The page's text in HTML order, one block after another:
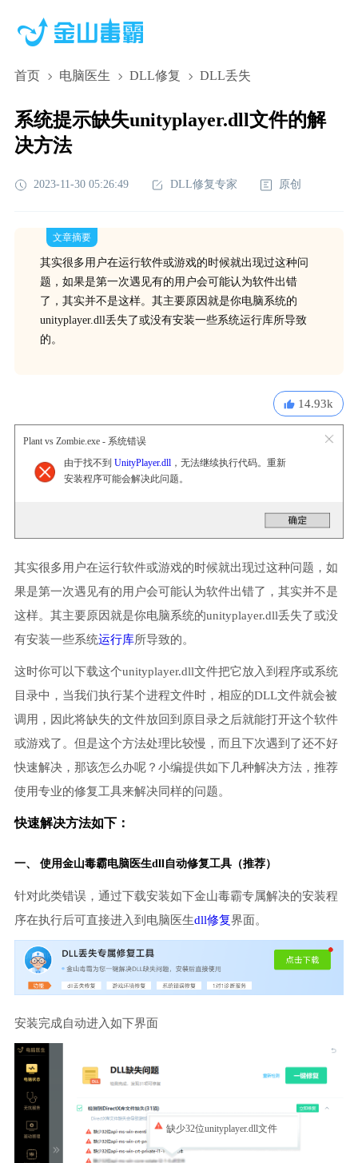
首页 电脑医生 DLL修复 DLL丢失
系统提示缺失unityplayer.dll文件的解
决方法
2023-11-30 05:26:49 DLL修复专家 原创
文章摘要
其实很多用户在运行软件或游戏的时候就出现过这种问
题，如果是第一次遇见有的用户会可能认为软件出错
了，其实并不是这样。其主要原因就是你电脑系统的
unityplayer.dll丢失了或没有安装一些系统运行库所导致
的。
14.93k
Plant vs Zombie.exe - 系统错误
由于找不到 UnityPlayer.dll，无法继续执行代码。重新
安装程序可能会解决此问题。
其实很多用户在运行软件或游戏的时候就出现过这种问题，如
果是第一次遇见有的用户会可能认为软件出错了，其实并不是
这样。其主要原因就是你电脑系统的unityplayer.dll丢失了或没
有安装一些系统运行库所导致的。
这时你可以下载这个unityplayer.dll文件把它放入到程序或系统
目录中，当我们执行某个进程文件时，相应的DLL文件就会被
调用，因此将缺失的文件放回到原目录之后就能打开这个软件
或游戏了。但是这个方法处理比较慢，而且下次遇到了还不好
快速解决，那该怎么办呢？小编提供如下几种解决方法，推荐
使用专业的修复工具来解决同样的问题。
快速解决方法如下：
一、 使用金山毒霸电脑医生dll自动修复工具（推荐）
针对此类错误，通过下载安装如下金山毒霸专属解决的安装程
序在执行后可直接进入到电脑医生dll修复界面。
安装完成自动进入如下界面
缺少32位unityplayer.dll文件